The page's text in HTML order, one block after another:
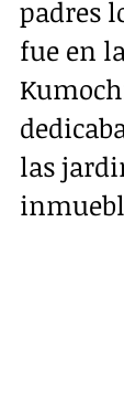
padres
fue en
las